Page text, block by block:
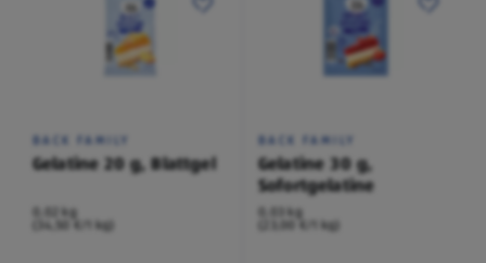
BACK FAMILY
Gelatine 20 g, Blattgel
0,02 kg
(34,50 €/1 kg)
BACK FAMILY
Gelatine 30 g,
Sofortgelatine
0,03 kg
(23,00 €/1 kg)